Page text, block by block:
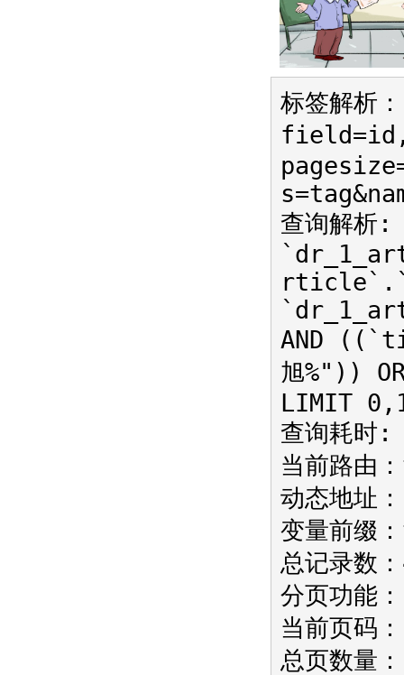
标签解
查询解析:
AND
旭%"))
LIMIT
查询耗时
当前路由
动态地址
变量前缀
总记录数
分页功能
当前页码
总页数量